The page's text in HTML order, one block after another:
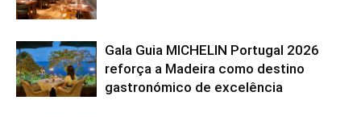
Gala Guia MICHELIN Portugal 2026
reforça a Madeira como destino
gastronómico de excelência